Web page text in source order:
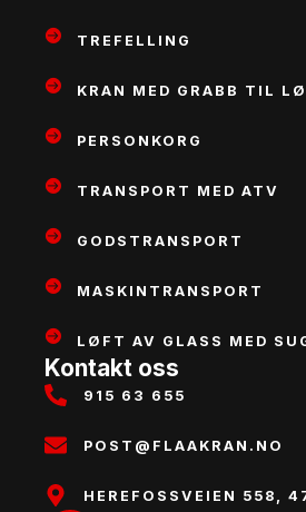
TREFELLING
KRAN MED GRABB TIL
PERSONKORG
TRANSPORT MED ATV
GODSTRANSPORT
MASKINTRANSPORT
LØFT AV GLASS MED
Kontakt oss
915 63 655
POST@FLAAKRAN.NO
HEREFOSSVEIEN 558,